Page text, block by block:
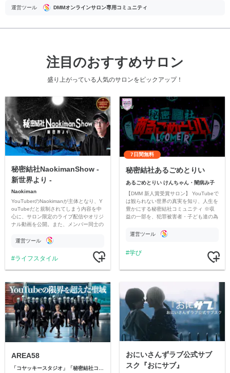
運営ツール DMMオンラインサロン専用コミュニティ
注目のおすすめサロン
盛り上がっている人気のサロンをピックアップ！
秘密結社NaokimanShow -
新世界より -
Naokiman
YouTuberのNaokimanが主体となり、Y
ouTubeだと規制されてしまう内容を中
心に、サロン限定のライブ配信やオリジ
ナル動画を公開。また、メンバー同士の
ただいています。
運営ツール
ライフスタイル
7日間無料
秘密結社あるごめとりい
あるごめとりい けんちゃん・闇病み子
【DMM 新人賞受賞サロン】 YouTubeで
は観られない世界の真実を知り、人生を
豊かにする秘密結社コミュニティ ※収
益の一部を、犯罪被害者・子ども達の為
す運営ツール
学び
AREA58
おにいさんずラブ公式サブ
スク『おにサブ』